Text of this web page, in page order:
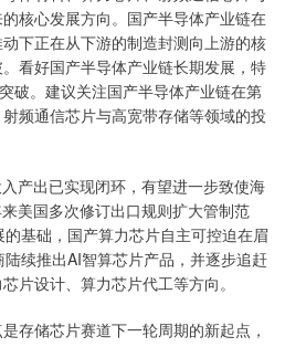
核心发展方向。国产半导体产业链在
下正在从下游的制造封测向上游的核
看好国产半导体产业链长期发展，特
破。建议关注国产半导体产业链在第
频通信芯片与高宽带存储等领域的投
出已实现闭环，有望进一步致使海
美国多次修订出口规则扩大管制范
基础，国产算力芯片自主可控迫在眉
续推出AI智算芯片产品，并逐步追赶
片设计、算力芯片代工等方向。
储芯片赛道下一轮周期的新起点，